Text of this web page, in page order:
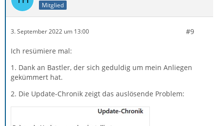
Mitglied
3. September 2022 um 13:00 #9
Ich resümiere mal:
1. Dank an Bastler, der sich geduldig um mein Anliegen
gekümmert hat.
2. Die Update-Chronik zeigt das auslösende Problem: